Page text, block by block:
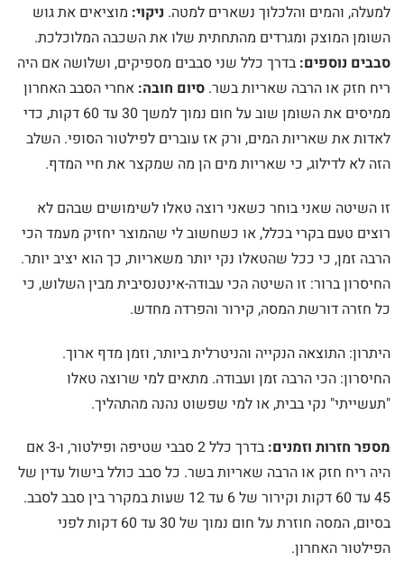
למעלה, והמים והלכלוך נשארים למטה. ניקוי: מוציאים את גוש
השומן המוצק ומגרדים מהתחתית שלו את השכבה המלוכלכת.
סבבים נוספים: בדרך כלל שני סבבים מספיקים, ושלושה אם היה
ריח חזק או הרבה שאריות בשר. סיום חובה: אחרי הסבב האחרון
ממיסים את השומן שוב על חום נמוך למשך 30 עד 60 דקות, כדי
לאדות את שאריות המים, ורק אז עוברים לפילטור הסופי. השלב
הזה לא לדילוג, כי שאריות מים הן מה שמקצר את חיי המדף.
זו השיטה שאני בוחר כשאני רוצה טאלו לשימושים שבהם לא
רוצים טעם בקרי בכלל, או כשחשוב לי שהמוצר יחזיק מעמד הכי
הרבה זמן, כי ככל שהטאלו נקי יותר משאריות, כך הוא יציב יותר.
החיסרון ברור: זו השיטה הכי עבודה-אינטנסיבית מבין השלוש, כי
כל חזרה דורשת המסה, קירור והפרדה מחדש.
היתרון: התוצאה הנקייה והניטרלית ביותר, וזמן מדף ארוך.
החיסרון: הכי הרבה זמן ועבודה. מתאים למי שרוצה טאלו
"תעשייתי" נקי בבית, או למי שפשוט נהנה מהתהליך.
מספר חזרות וזמנים:
בדרך כלל 2 סבבי שטיפה ופילטור, ו-3 אם
היה ריח חזק או הרבה שאריות בשר. כל סבב כולל בישול עדין של
45 עד 60 דקות וקירור של 6 עד 12 שעות במקרר בין סבב לסבב.
בסיום, המסה חוזרת על חום נמוך של 30 עד 60 דקות לפני
הפילטור האחרון.